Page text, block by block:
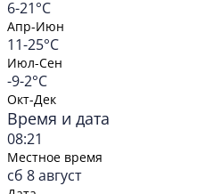
6-21°C
Апр-Июн
11-25°C
Июл-Сен
-9-2°C
Окт-Дек
Время и дата
08:21
Местное время
сб 8 август